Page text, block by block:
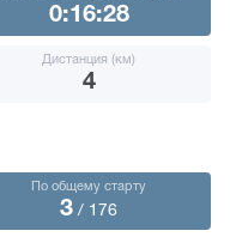
0:16:28
Дистанция (км)
4
По общему старту
3 / 176